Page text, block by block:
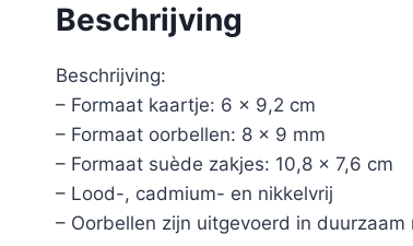
Beschrijving
Beschrijving:
– Formaat kaartje: 6 x 9,2 cm
– Formaat oorbellen: 8 x 9 mm
– Formaat suède zakjes: 10,8 x 7,6 cm
– Lood-, cadmium- en nikkelvrij
– Oorbellen zijn uitgevoerd in